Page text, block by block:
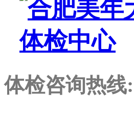
体检咨询热线: